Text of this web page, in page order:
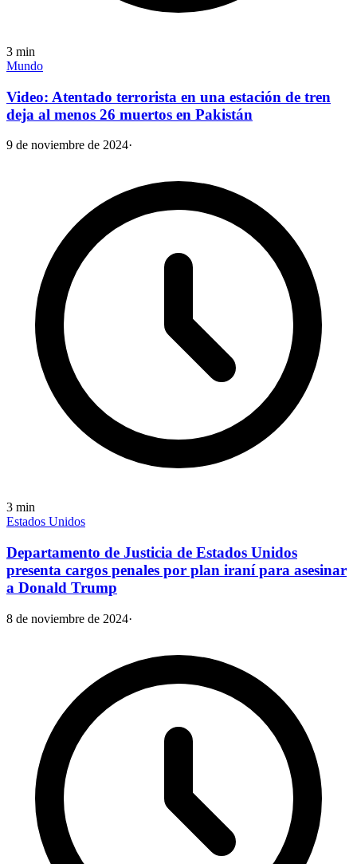
3 min
Mundo
Video: Atentado terrorista en una estación de tren
deja al menos 26 muertos en Pakistán
9 de noviembre de 2024·
3 min
Estados Unidos
Departamento de Justicia de Estados Unidos
presenta cargos penales por plan iraní para asesinar
a Donald Trump
8 de noviembre de 2024·